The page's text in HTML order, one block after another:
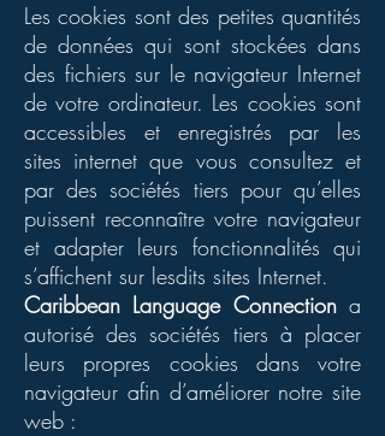
Les cookies sont des petites quantités
de données qui sont stockées dans
des fichiers sur le navigateur Internet
de votre ordinateur. Les cookies sont
accessibles et enregistrés par les
sites internet que vous consultez et
par des sociétés tiers pour qu’elles
puissent reconnaître votre navigateur
et adapter leurs fonctionnalités qui
s’affichent sur lesdits sites Internet.
Caribbean Language Connectiona
autorisé des sociétés tiers à placer
leurs propres cookies dans votre
navigateur afin d’améliorer notre site
web :